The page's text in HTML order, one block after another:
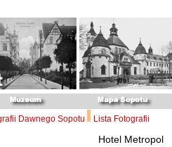
Dawnego Sopotu Lista Fotografii
Hotel Metropol